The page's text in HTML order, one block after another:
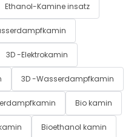
Ethanol-Kamine insatz
3D -Elektrokamin
3D -Wasserdampfkamin
Bio kamin
Bioethanol kamin